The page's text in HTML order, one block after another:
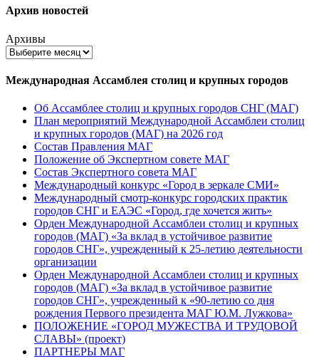
Архив новостей
Архивы
Международная Ассамблея столиц и крупных городов
Об Ассамблее столиц и крупных городов СНГ (МАГ)
План мероприятий Международной Ассамблеи столиц
и крупных городов (МАГ) на 2026 год
Состав Правления МАГ
Положение об Экспертном совете МАГ
Состав Экспертного совета МАГ
Международный конкурс «Город в зеркале СМИ»
Международный смотр-конкурс городских практик
городов СНГ и ЕАЭС «Город, где хочется жить»
Орден Международной Ассамблеи столиц и крупных
городов (МАГ) «За вклад в устойчивое развитие
городов СНГ», учрежденный к 25-летию деятельности
организации
Орден Международной Ассамблеи столиц и крупных
городов (МАГ) «За вклад в устойчивое развитие
городов СНГ», учрежденный к «90-летию со дня
рождения Первого президента МАГ Ю.М. Лужкова»
ПОЛОЖЕНИЕ «ГОРОД МУЖЕСТВА И ТРУДОВОЙ
СЛАВЫ» (проект)
ПАРТНЕРЫ МАГ